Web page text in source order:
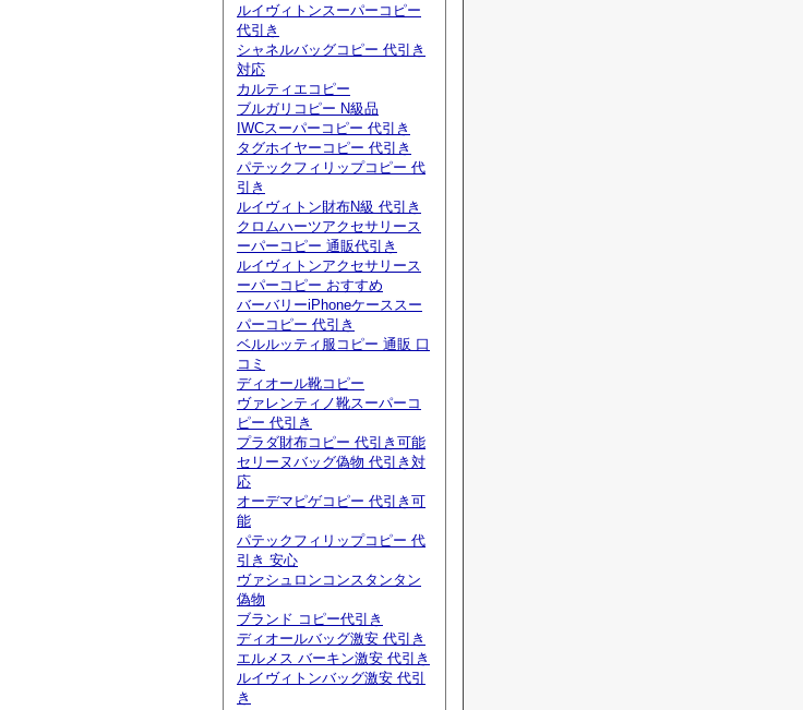
ルイヴィトンスーパーコピー
代引き
シャネルバッグコピー 代引き
対応
カルティエコピー
ブルガリコピー N級品
IWCスーパーコピー 代引き
タグホイヤーコピー 代引き
パテックフィリップコピー 代
引き
ルイヴィトン財布N級 代引き
クロムハーツアクセサリース
ーパーコピー 通販代引き
ルイヴィトンアクセサリース
ーパーコピー おすすめ
バーバリーiPhoneケーススー
パーコピー 代引き
ベルルッティ服コピー 通販 口
コミ
ディオール靴コピー
ヴァレンティノ靴スーパーコ
ピー 代引き
プラダ財布コピー 代引き可能
セリーヌバッグ偽物 代引き対
応
オーデマピゲコピー 代引き可
能
パテックフィリップコピー 代
引き 安心
ヴァシュロンコンスタンタン
偽物
ブランド コピー代引き
ディオールバッグ激安 代引き
エルメス バーキン激安 代引き
ルイヴィトンバッグ激安 代引
き